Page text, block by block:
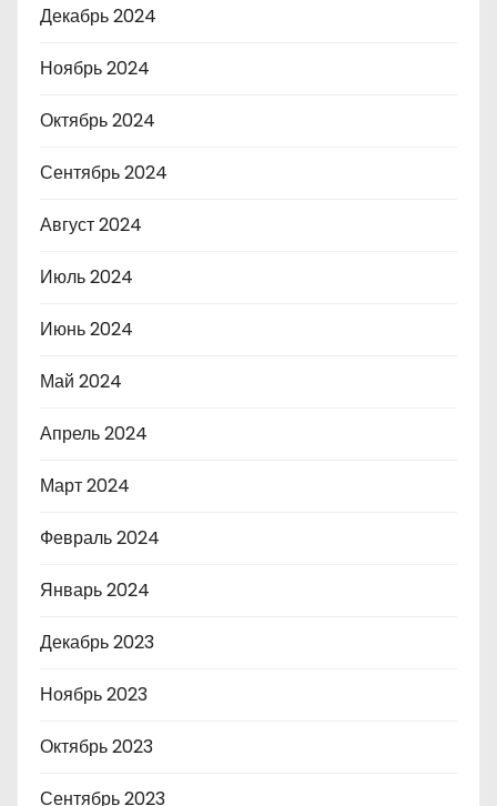
Декабрь 2024
Ноябрь 2024
Октябрь 2024
Сентябрь 2024
Август 2024
Июль 2024
Июнь 2024
Май 2024
Апрель 2024
Март 2024
Февраль 2024
Январь 2024
Декабрь 2023
Ноябрь 2023
Октябрь 2023
Сентябрь 2023